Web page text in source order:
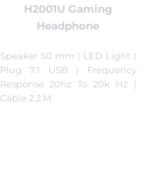
H2001U Gaming
Headphone
Speaker 50 mm | LED Light |
Plug 7.1 USB | Frequency
Response 20hz To 20k Hz |
Cable 2.2 M